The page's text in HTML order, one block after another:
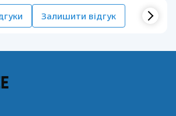
Залишити відгук